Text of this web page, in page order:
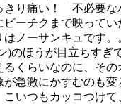
きり痛い！ 不必要な
ーチクまで映ってい
ノーサンキュです。
)のほうが目立ちすぎ
くらいなのに、その
が急激にかすむのも変
こいつもカッコつけて